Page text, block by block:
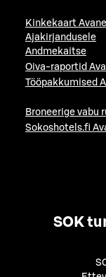
Kinkekaart
Ajakirjandusele
Andmekaitse
Oiva-raportid
Tööpakkumised
Broneerige vabu
Sokoshotels.fi
SOK